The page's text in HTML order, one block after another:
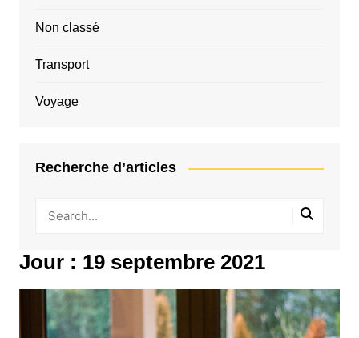
Jour : 19 septembre 2021
Non classé
Transport
Voyage
Recherche d’articles